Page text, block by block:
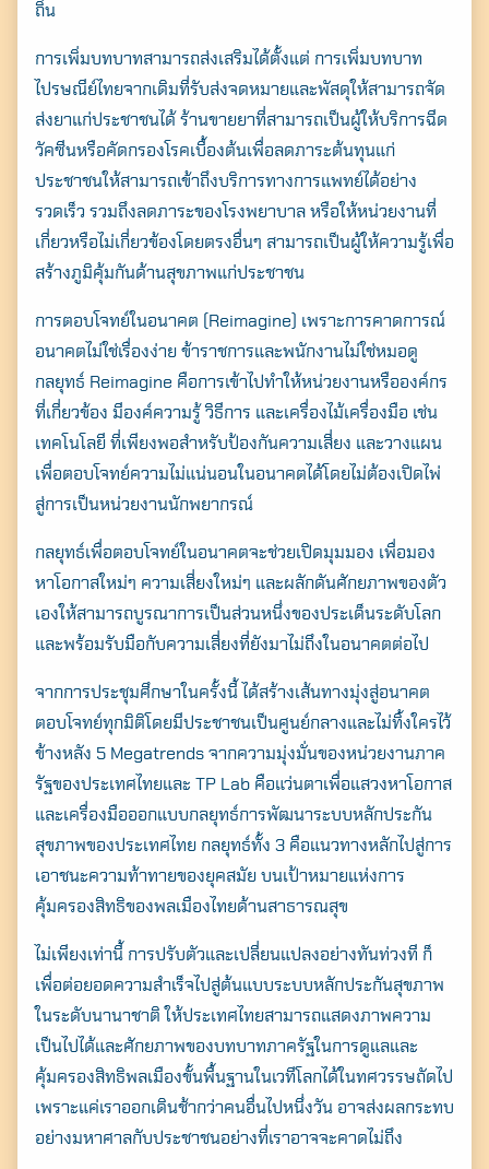
ถิ่น
การเพิ่มบทบาทสามารถส่งเสริมได้ตั้งแต่ การเพิ่มบทบาท
ไปรษณีย์ไทยจากเดิมที่รับส่งจดหมายและพัสดุให้สามารถจัด
ส่งยาแก่ประชาชนได้ ร้านขายยาที่สามารถเป็นผู้ให้บริการฉีด
วัคซีนหรือคัดกรองโรคเบื้องต้นเพื่อลดภาระต้นทุนแก่
ประชาชนให้สามารถเข้าถึงบริการทางการแพทย์ได้อย่าง
รวดเร็ว รวมถึงลดภาระของโรงพยาบาล หรือให้หน่วยงานที่
เกี่ยวหรือไม่เกี่ยวข้องโดยตรงอื่นๆ สามารถเป็นผู้ให้ความรู้เพื่อ
สร้างภูมิคุ้มกันด้านสุขภาพแก่ประชาชน
การตอบโจทย์ในอนาคต (Reimagine) เพราะการคาดการณ์
อนาคตไม่ใช่เรื่องง่าย ข้าราชการและพนักงานไม่ใช่หมอดู
กลยุทธ์ Reimagine คือการเข้าไปทำให้หน่วยงานหรือองค์กร
ที่เกี่ยวข้อง มีองค์ความรู้ วิธีการ และเครื่องไม้เครื่องมือ เช่น
เทคโนโลยี ที่เพียงพอสำหรับป้องกันความเสี่ยง และวางแผน
เพื่อตอบโจทย์ความไม่แน่นอนในอนาคตได้โดยไม่ต้องเปิดไพ่
สู่การเป็นหน่วยงานนักพยากรณ์
กลยุทธ์เพื่อตอบโจทย์ในอนาคตจะช่วยเปิดมุมมอง เพื่อมอง
หาโอกาสใหม่ๆ ความเสี่ยงใหม่ๆ และผลักดันศักยภาพของตัว
เองให้สามารถบูรณาการเป็นส่วนหนึ่งของประเด็นระดับโลก
และพร้อมรับมือกับความเสี่ยงที่ยังมาไม่ถึงในอนาคตต่อไป
จากการประชุมศึกษาในครั้งนี้ ได้สร้างเส้นทางมุ่งสู่อนาคต
ตอบโจทย์ทุกมิติโดยมีประชาชนเป็นศูนย์กลางและไม่ทิ้งใครไว้
ข้างหลัง 5 Megatrends จากความมุ่งมั่นของหน่วยงานภาค
รัฐของประเทศไทยและ TP Lab คือแว่นตาเพื่อแสวงหาโอกาส
และเครื่องมือออกแบบกลยุทธ์การพัฒนาระบบหลักประกัน
สุขภาพของประเทศไทย กลยุทธ์ทั้ง 3 คือแนวทางหลักไปสู่การ
เอาชนะความท้าทายของยุคสมัย บนเป้าหมายแห่งการ
คุ้มครองสิทธิของพลเมืองไทยด้านสาธารณสุข
ไม่เพียงเท่านี้ การปรับตัวและเปลี่ยนแปลงอย่างทันท่วงที ก็
เพื่อต่อยอดความสำเร็จไปสู่ต้นแบบระบบหลักประกันสุขภาพ
ในระดับนานาชาติ ให้ประเทศไทยสามารถแสดงภาพความ
เป็นไปได้และศักยภาพของบทบาทภาครัฐในการดูแลและ
คุ้มครองสิทธิพลเมืองขั้นพื้นฐานในเวทีโลกได้ในทศวรรษถัดไป
เพราะแค่เราออกเดินช้ากว่าคนอื่นไปหนึ่งวัน อาจส่งผลกระทบ
อย่างมหาศาลกับประชาชนอย่างที่เราอาจจะคาดไม่ถึง